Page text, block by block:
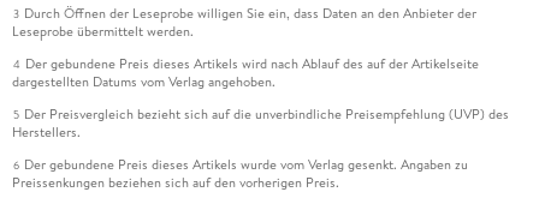
3 Durch Öffnen der Leseprobe willigen Sie ein, dass Daten an den Anbieter der
Leseprobe übermittelt werden.
4 Der gebundene Preis dieses Artikels wird nach Ablauf des auf der Artikelseite
dargestellten Datums vom Verlag angehoben.
5 Der Preisvergleich bezieht sich auf die unverbindliche Preisempfehlung (UVP) des
Herstellers.
6 Der gebundene Preis dieses Artikels wurde vom Verlag gesenkt. Angaben zu
Preissenkungen beziehen sich auf den vorherigen Preis.